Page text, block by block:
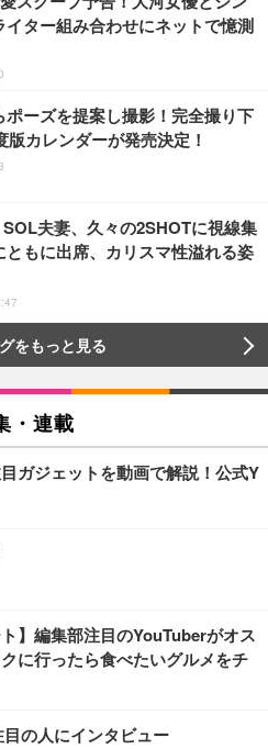
イター組み合わせにネットで憶測
ポーズを提案し撮影！完全撮り下
版カレンダーが発売決定！
夫妻、久々の2SHOTに視線集
ともに出席、カリスマ性溢れる姿
をもっと見る
・連載
目ガジェットを動画で解説！公式Y
ト】編集部注目のYouTuberがオス
に行ったら食べたいグルメをチ
目の人にインタビュー